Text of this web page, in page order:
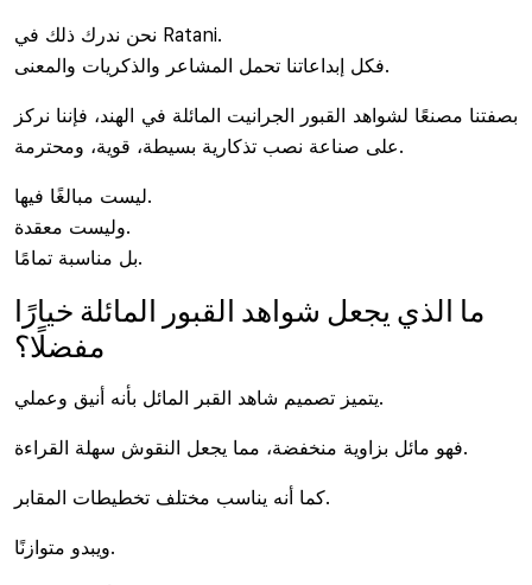
نحن ندرك ذلك في Ratani.
فكل إبداعاتنا تحمل المشاعر والذكريات والمعنى.
بصفتنا مصنعًا لشواهد القبور الجرانيت المائلة في الهند، فإننا نركز
على صناعة نصب تذكارية بسيطة، قوية، ومحترمة.
ليست مبالغًا فيها.
وليست معقدة.
بل مناسبة تمامًا.
ما الذي يجعل شواهد القبور المائلة خيارًا
مفضلًا؟
يتميز تصميم شاهد القبر المائل بأنه أنيق وعملي.
فهو مائل بزاوية منخفضة، مما يجعل النقوش سهلة القراءة.
كما أنه يناسب مختلف تخطيطات المقابر.
ويبدو متوازنًا.